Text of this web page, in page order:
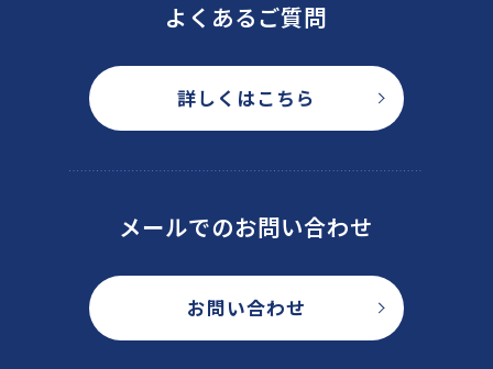
よくあるご質問
詳しくはこちら
メールでのお問い合わせ
お問い合わせ